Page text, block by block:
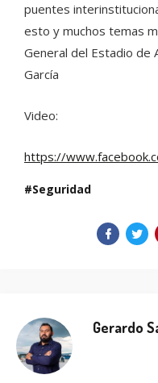
puentes
esto y muchos temas
General del Estadio de
García
Video:
https://
Seguridad
Gerardo